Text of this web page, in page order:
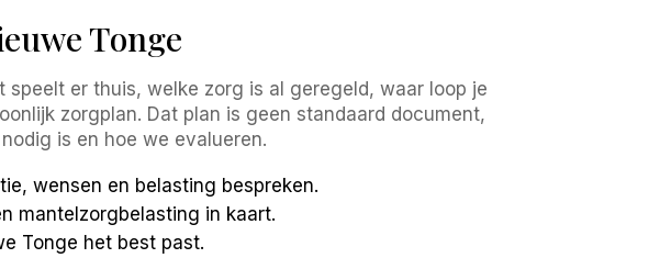
Tonge
er thuis, welke zorg is al geregeld, waar loop je
zorgplan. Dat plan is geen standaard document,
is en hoe we evalueren.
wensen en belasting bespreken.
mantelzorgbelasting in kaart.
Tonge het best past.